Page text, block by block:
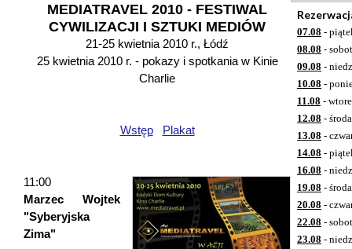
MEDIATRAVEL 2010 - FESTIWAL
CYWILIZACJI I SZTUKI MEDIÓW
21-25 kwietnia 2010 r., Łódź
25 kwietnia 2010 r. - pokazy i spotkania w Kinie
Charlie
Wstęp Plakat
11:00
Marzec Wojtek
"Syberyjska
Zima"
07.08 -
08.08 -
09.08 -
10.08 -
11.08 -
12.08 - środa
13.08 -
14.08 -
16.08 -
19.08 - środa
20.08 -
22.08 -
23.08 -